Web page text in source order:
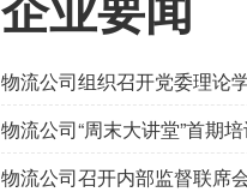
物流公司组织召开党委理论
物流公司“周末大讲堂”首期
物流公司召开内部监督联席